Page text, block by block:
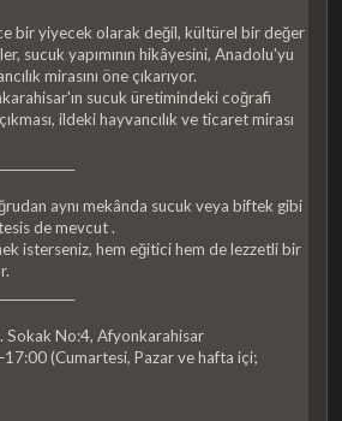
bir yiyecek olarak değil, kültürel bir değer
sucuk yapımının hikâyesini, Anadolu'yu
mirasını öne çıkarıyor.
sucuk üretimindeki coğrafi
ildeki hayvancılık ve ticaret mirası
aynı mekânda sucuk veya biftek gibi
de mevcut .
isterseniz, hem eğitici hem de lezzetli bir
Sokak No:4, Afyonkarahisar
(Cumartesi, Pazar ve hafta içi;